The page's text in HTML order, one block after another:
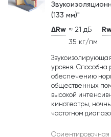
(133 мм)"
ΔRw ≈ 21 дБ
35 кг/пм
уровня. Способна
обеспечению
общественных
высокой
кинотеатры,
частотном
Ориентировочная